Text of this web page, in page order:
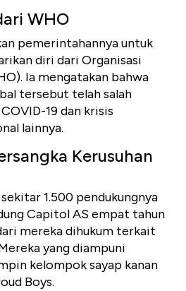
WHO
pemerintahannya untuk
diri dari Organisasi
Ia mengatakan bahwa
tersebut telah salah
19 dan krisis
lainnya.
Kerusuhan
1.500 pendukungnya
Capitol AS empat tahun
mereka dihukum terkait
yang diampuni
kelompok sayap kanan
Boys.